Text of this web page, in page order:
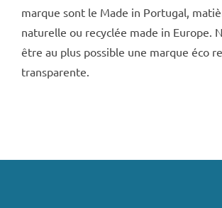
marque sont le Made in Portugal,
naturelle ou recyclée made in Europe.
être au plus possible une marque éco
transparente.